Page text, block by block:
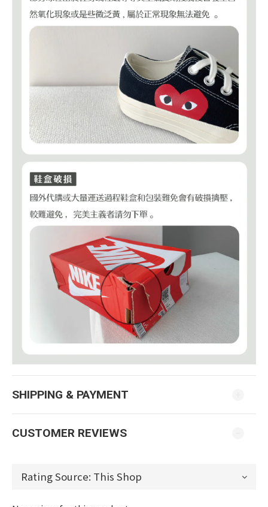
SHIPPING & PAYMENT
CUSTOMER REVIEWS